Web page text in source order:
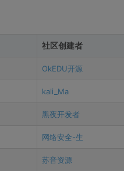
社区创建者
OkEDU开源
kali_Ma
黑夜开发者
网络安全-生
苏音资源